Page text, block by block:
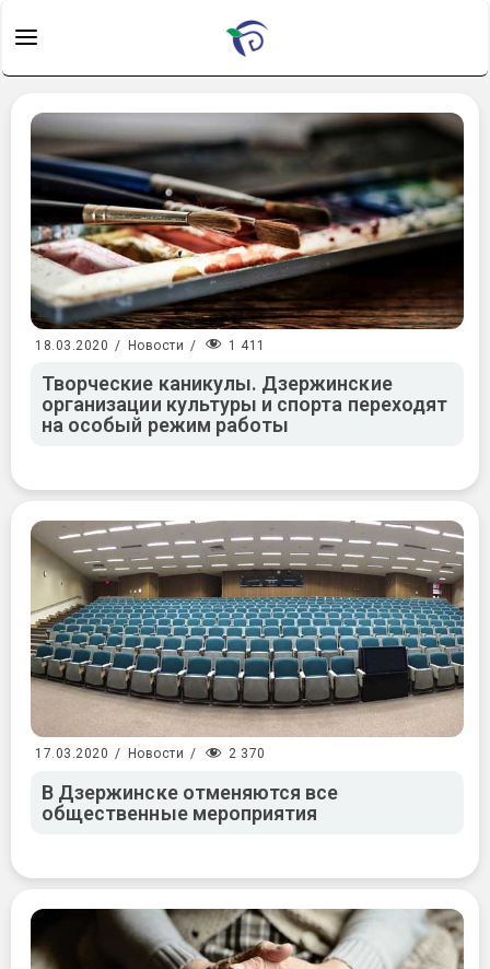
18.03.2020 / Новости / 1 411
Творческие каникулы. Дзержинские
организации культуры и спорта переходят
на особый режим работы
17.03.2020 / Новости / 2 370
В Дзержинске отменяются все
общественные мероприятия